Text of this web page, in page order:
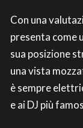
Con una
presenta come
sua posizione
una vista
è sempre
e ai DJ più